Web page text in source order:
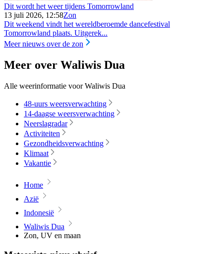
Dit wordt het weer tijdens Tomorrowland
13 juli 2026, 12:58Zon
Dit weekend vindt het wereldberoemde dancefestival
Tomorrowland plaats. Uitgerek...
Meer nieuws over de zon
Meer over Waliwis Dua
Alle weerinformatie voor Waliwis Dua
48-uurs weersverwachting
14-daagse weersverwachting
Neerslagradar
Activiteiten
Gezondheidsverwachting
Klimaat
Vakantie
Home
Azië
Indonesië
Waliwis Dua
Zon, UV en maan